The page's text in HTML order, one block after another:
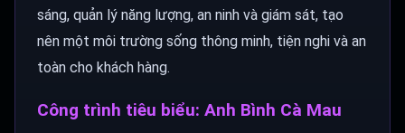
sáng, quản lý năng lượng, an ninh và giám sát, tạo
nên một môi trường sống thông minh, tiện nghi và an
toàn cho khách hàng.
Công trình tiêu biểu: Anh Bình Cà Mau